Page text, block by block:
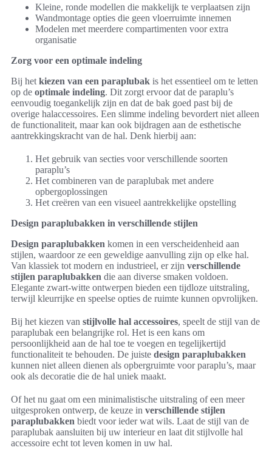
Kleine, ronde modellen die makkelijk te verplaatsen zijn
Wandmontage opties die geen vloerruimte innemen
Modelen met meerdere compartimenten voor extra
organisatie
Zorg voor een optimale indeling
Bij het kiezen van een paraplubak is het essentieel om te letten
op de optimale indeling. Dit zorgt ervoor dat de paraplu’s
eenvoudig toegankelijk zijn en dat de bak goed past bij de
overige halaccessoires. Een slimme indeling bevordert niet alleen
de functionaliteit, maar kan ook bijdragen aan de esthetische
aantrekkingskracht van de hal. Denk hierbij aan:
Het gebruik van secties voor verschillende soorten
paraplu’s
Het combineren van de paraplubak met andere
opbergoplossingen
Het creëren van een visueel aantrekkelijke opstelling
Design paraplubakken in verschillende stijlen
Design paraplubakken komen in een verscheidenheid aan
stijlen, waardoor ze een geweldige aanvulling zijn op elke hal.
Van klassiek tot modern en industrieel, er zijn verschillende
stijlen paraplubakken die aan diverse smaken voldoen.
Elegante zwart-witte ontwerpen bieden een tijdloze uitstraling,
terwijl kleurrijke en speelse opties de ruimte kunnen opvrolijken.
Bij het kiezen van stijlvolle hal accessoires, speelt de stijl van de
paraplubak een belangrijke rol. Het is een kans om
persoonlijkheid aan de hal toe te voegen en tegelijkertijd
functionaliteit te behouden. De juiste design paraplubakken
kunnen niet alleen dienen als opbergruimte voor paraplu’s, maar
ook als decoratie die de hal uniek maakt.
Of het nu gaat om een minimalistische uitstraling of een meer
uitgesproken ontwerp, de keuze in verschillende stijlen
paraplubakken biedt voor ieder wat wils. Laat de stijl van de
paraplubak aansluiten bij uw interieur en laat dit stijlvolle hal
accessoire echt tot leven komen in uw hal.